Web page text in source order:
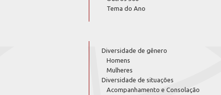
Tema do Ano
Diversidade de gênero
Homens
Mulheres
Diversidade de situações
Acompanhamento e Consolação